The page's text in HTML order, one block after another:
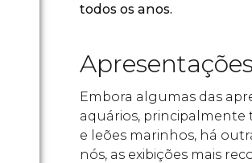
todos os anos.
Apresentações
Embora algumas das
aquários,
e leões marinhos, há
nós, as exibições mais